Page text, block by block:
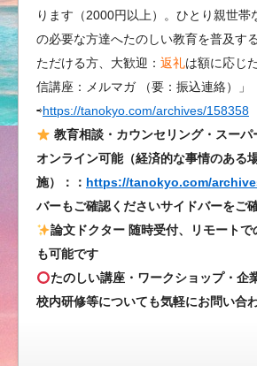
か
な
社
会
を
創
て
る
ります（2000円以上）。ひとり親世帯
の必要な方達へたのしい教育を普及す
ただける方、大歓迎： 返礼は額に応じ
信講座：メルマガ （要：振込連絡）」
⇨https://tanokyo.com/archives/158358
教育相談・カウンセリング・スーパ
オンライン可能（経済的な事情のある
施）：： https://tanokyo.com/
バーもご確認くださいサイドバーをご
論文ドクター 随時受付、リモートで
も可能です
たのしい講座・ワークショップ・企
校内研修等についても気軽にお問い合